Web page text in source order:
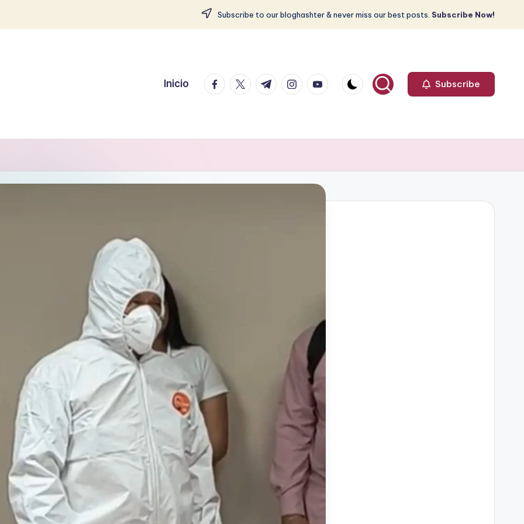
Subscribe to our bloghashter & never miss our best posts. Subscribe Now!
Inicio facebook.com
twitter.com
t.me instagram.com
youtube.com Subscribe